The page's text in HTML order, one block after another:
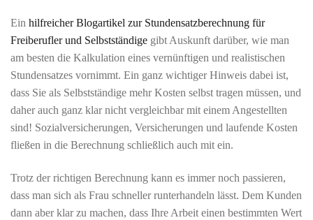
Ein hilfreicher Blogartikel zur Stundensatzberechnung für
Freiberufler und Selbstständige gibt Auskunft darüber, wie man
am besten die Kalkulation eines vernünftigen und realistischen
Stundensatzes vornimmt. Ein ganz wichtiger Hinweis dabei ist,
dass Sie als Selbstständige mehr Kosten selbst tragen müssen, und
daher auch ganz klar nicht vergleichbar mit einem Angestellten
sind! Sozialversicherungen, Versicherungen und laufende Kosten
fließen in die Berechnung schließlich auch mit ein.
Trotz der richtigen Berechnung kann es immer noch passieren,
dass man sich als Frau schneller runterhandeln lässt. Dem Kunden
dann aber klar zu machen, dass Ihre Arbeit einen bestimmten Wert